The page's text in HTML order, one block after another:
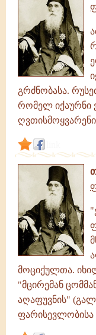
გრძნობასა.
რომელ იქაურნი
მოციქულთა.
"მცირემან
აღაფუვნის"
ფარისევლობისა